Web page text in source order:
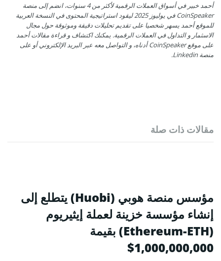
أحمد خبير في أسواق العملات الرقمية لأكثر من 4 سنوات، انضم إلى منصة
CoinSpeaker في يوليوز 2025 ليقود استراتيجية المحتوى في النسخة العربية
للموقع أحمد يسهر شخصيا على تقديم تحليلات دقيقة وموثوقة حول مجال
الاسثمار و التداول في العملات الرقمية. يمكنك اكتشاف و قراءة مقالات أحمد
على موقع CoinSpeaker أدناه، و التواصل معه عبر البريد الإلكتروني أو على
منصة Linkedin.
مقالات ذات صلة
مؤسس منصة هوبي (Huobi) يتطلع إلى
إنشاء مؤسسة خزينة لعملة إيثيريوم
(Ethereum-ETH) بقيمة
1,000,000,000$